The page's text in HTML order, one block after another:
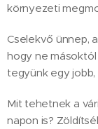
környezeti
Cselekvő ünnep,
hogy ne másoktól
tegyünk egy
Mit tehetnek a
napon is?